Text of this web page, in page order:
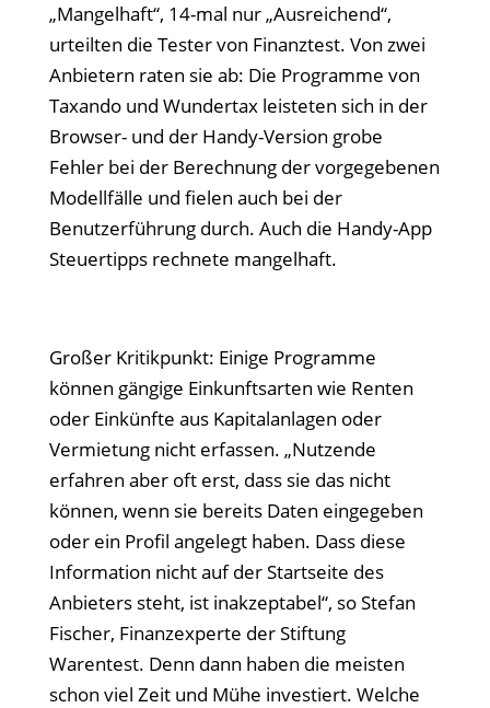
„Mangelhaft“, 14-mal nur „Ausreichend“,
urteilten die Tester von Finanztest. Von zwei
Anbietern raten sie ab: Die Programme von
Taxando und Wundertax leisteten sich in der
Browser- und der Handy-Version grobe
Fehler bei der Berechnung der vorgegebenen
Modellfälle und fielen auch bei der
Benutzerführung durch. Auch die Handy-App
Steuertipps rechnete mangelhaft.
Großer Kritikpunkt: Einige Programme
können gängige Einkunftsarten wie Renten
oder Einkünfte aus Kapitalanlagen oder
Vermietung nicht erfassen. „Nutzende
erfahren aber oft erst, dass sie das nicht
können, wenn sie bereits Daten eingegeben
oder ein Profil angelegt haben. Dass diese
Information nicht auf der Startseite des
Anbieters steht, ist inakzeptabel“, so Stefan
Fischer, Finanzexperte der Stiftung
Warentest. Denn dann haben die meisten
schon viel Zeit und Mühe investiert. Welche